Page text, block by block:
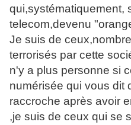
qui,systématiquement,
telecom,devenu
Je suis de
terrorisés par cette
n'y a plus personne si
numérisée qui vous dit
raccroche après avoir
,je suis de ceux qui se